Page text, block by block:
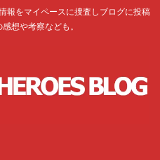
報をマイペースに捜査しブログに投稿
想や考察なども。